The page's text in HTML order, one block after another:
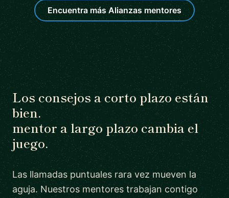
Encuentra más Alianzas mentores
Los consejos a corto plazo están
bien.
mentor a largo plazo cambia el
juego.
Las llamadas puntuales rara vez mueven la
aguja. Nuestros mentores trabajan contigo